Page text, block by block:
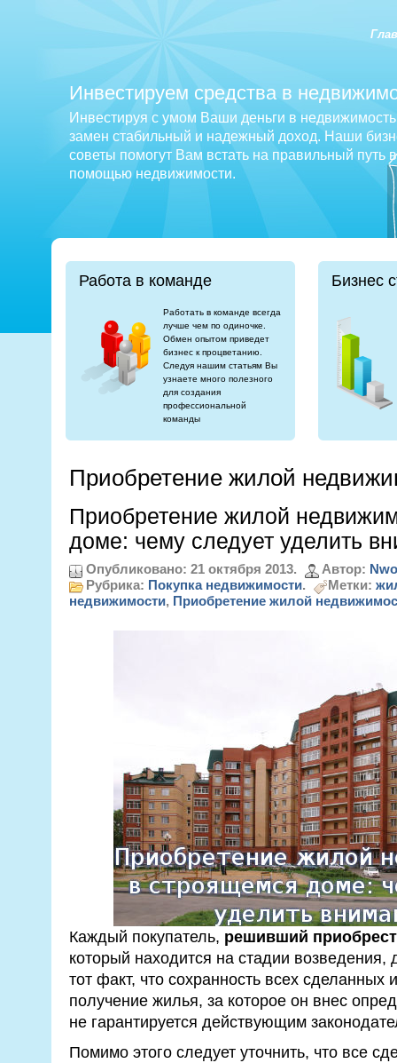
Инвестируем средства в
Инвестируя с умом Ваши деньги в
замен стабильный и надежный доход. Наши
советы помогут Вам встать на правильный путь
помощью недвижимости.
Работа в команде
Работать в команде всегда
лучше чем по одиночке.
Обмен опытом приведет
бизнес к процветанию.
Следуя нашим статьям Вы
узнаете много полезного
для создания
профессиональной
команды
Бизнес
Приобретение жилой
Приобретение жилой
доме: чему следует уделить
Опубликовано: 21 октября 2013. Автор:
Рубрика: Покупка недвижимости. Метки:
недвижимости, Приобретение жилой
Каждый покупатель, решивший
который находится на стадии
тот факт, что сохранность всех сделанных
получение жилья, за которое он внес
не гарантируется действующим
Помимо этого следует уточнить, что все